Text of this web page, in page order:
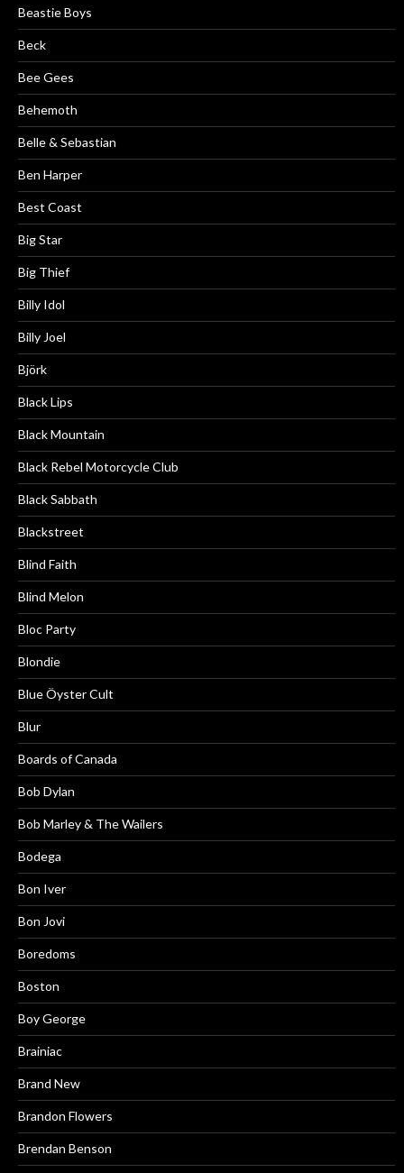
Beastie Boys
Beck
Bee Gees
Behemoth
Belle & Sebastian
Ben Harper
Best Coast
Big Star
Big Thief
Billy Idol
Billy Joel
Björk
Black Lips
Black Mountain
Black Rebel Motorcycle Club
Black Sabbath
Blackstreet
Blind Faith
Blind Melon
Bloc Party
Blondie
Blue Öyster Cult
Blur
Boards of Canada
Bob Dylan
Bob Marley & The Wailers
Bodega
Bon Iver
Bon Jovi
Boredoms
Boston
Boy George
Brainiac
Brand New
Brandon Flowers
Brendan Benson